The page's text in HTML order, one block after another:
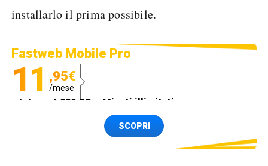
installarlo il prima possibile.
Fastweb Mobile Pro
11 ,95€
/mese
Internet 250 GB e Minuti illimitati
Spedizione SIM GRATISSCOPRI